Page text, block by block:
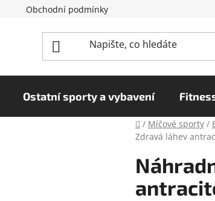
Obchodní podmínky
Ostatní sporty a vybavení
Domů
/ Míčové sporty /
Zdravá láhev